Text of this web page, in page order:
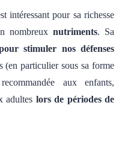
intéressant pour sa richesse
nombreuxnutriments. Sa
stimuler nos défenses
(en particulier sous sa forme
aux enfants,
adultes lors de périodes de